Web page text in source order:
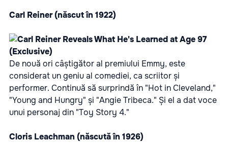
Carl Reiner (născut în 1922)
De nouă ori câștigător al premiului Emmy, este
considerat un geniu al comediei, ca scriitor și
performer. Continuă să surprindă în "Hot in Cleveland,"
"Young and Hungry" și "Angie Tribeca." Și el a dat voce
unui personaj din "Toy Story 4."
Cloris Leachman (născută în 1926)